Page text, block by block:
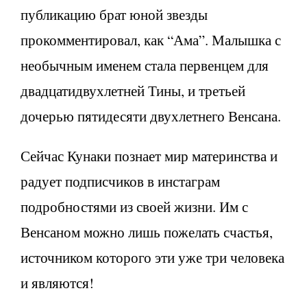
публикацию брат юной звезды
прокомментировал, как “Ама”. Малышка с
необычным именем стала первенцем для
двадцатидвухлетней Тины, и третьей
дочерью пятидесяти двухлетнего Венсана.
Сейчас Кунаки познает мир материнства и
радует подписчиков в инстаграм
подробностями из своей жизни. Им с
Венсаном можно лишь пожелать счастья,
источником которого эти уже три человека
и являются!